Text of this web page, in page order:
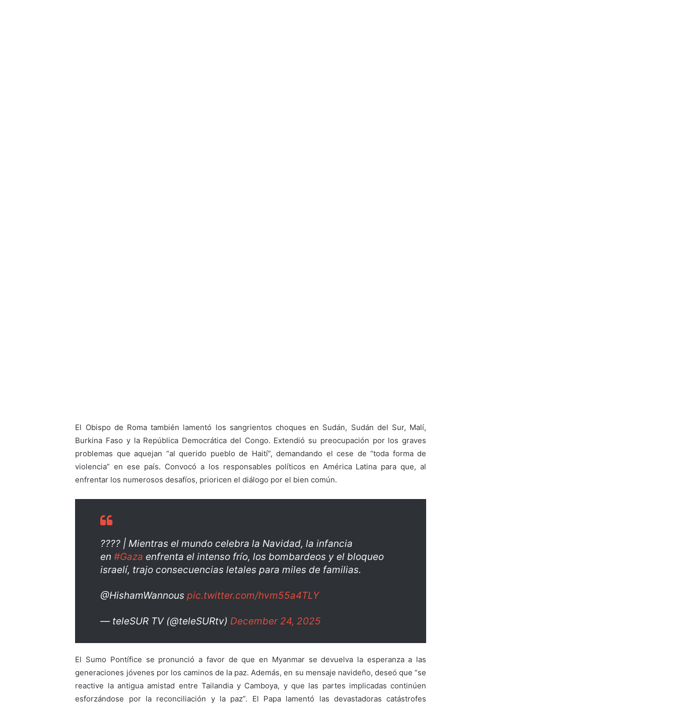
El Obispo de Roma también lamentó los sangrientos choques en Sudán, Sudán del Sur, Malí,
Burkina Faso y la República Democrática del Congo. Extendió su preocupación por los graves
problemas que aquejan “al querido pueblo de Haití”, demandando el cese de “toda forma de
violencia” en ese país. Convocó a los responsables políticos en América Latina para que, al
enfrentar los numerosos desafíos, prioricen el diálogo por el bien común.
???? | Mientras el mundo celebra la Navidad, la infancia
en#Gaza enfrenta el intenso frío, los bombardeos y el bloqueo
israelí, trajo consecuencias letales para miles de familias.
@HishamWannouspic.twitter.com/hvm55a4TLY
— teleSUR TV (@teleSURtv) December 24, 2025
El Sumo Pontífice se pronunció a favor de que en Myanmar se devuelva la esperanza a las
generaciones jóvenes por los caminos de la paz. Además, en su mensaje navideño, deseó que “se
reactive la antigua amistad entre Tailandia y Camboya, y que las partes implicadas continúen
esforzándose por la reconciliación y la paz”. El Papa lamentó las devastadoras catástrofes